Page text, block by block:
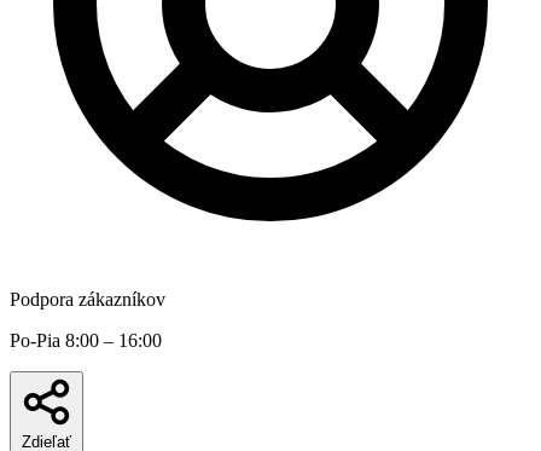
Podpora zákazníkov
Po-Pia 8:00 – 16:00
Zdieľať